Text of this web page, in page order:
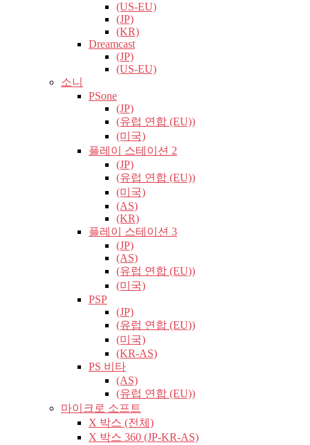
(US-EU)
(JP)
(KR)
Dreamcast
(JP)
(US-EU)
소니
PSone
(JP)
(유럽​​ 연합 (EU))
(미국)
플레이 스테이션 2
(JP)
(유럽​​ 연합 (EU))
(미국)
(AS)
(KR)
플레이 스테이션 3
(JP)
(AS)
(유럽​​ 연합 (EU))
(미국)
PSP
(JP)
(유럽​​ 연합 (EU))
(미국)
(KR-AS)
PS 비타
(AS)
(유럽​​ 연합 (EU))
마이크로 소프트
X 박스 (전체)
X 박스 360 (JP-KR-AS)